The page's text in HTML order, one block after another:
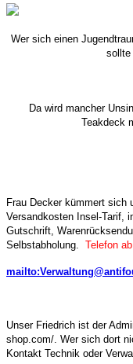
Wer sich einen
sollte
Da wird mancher
Teakdeck
Frau Decker kümmert sich
Versandkosten Insel-Tarif,
Gutschrift,
Selbstabholung. Telefon
Unser Friedrich ist der
shop.com/. Wer sich dort
Kontakt Technik oder